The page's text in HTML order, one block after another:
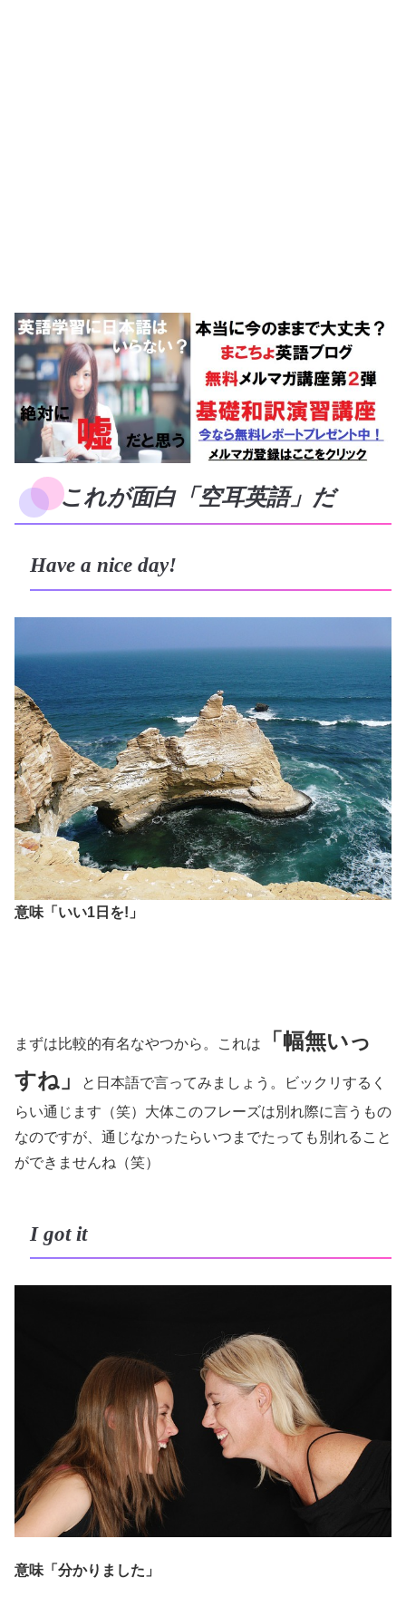
これが面白「空耳英語」だ
Have a nice day!
意味「いい1日を!」
まずは比較的有名なやつから。これは
「幅無いっ
すね」
と日本語で言ってみましょう。ビックリするく
らい通じます（笑）大体このフレーズは別れ際に言うもの
なのですが、通じなかったらいつまでたっても別れること
ができませんね（笑）
I got it
意味「分かりました」